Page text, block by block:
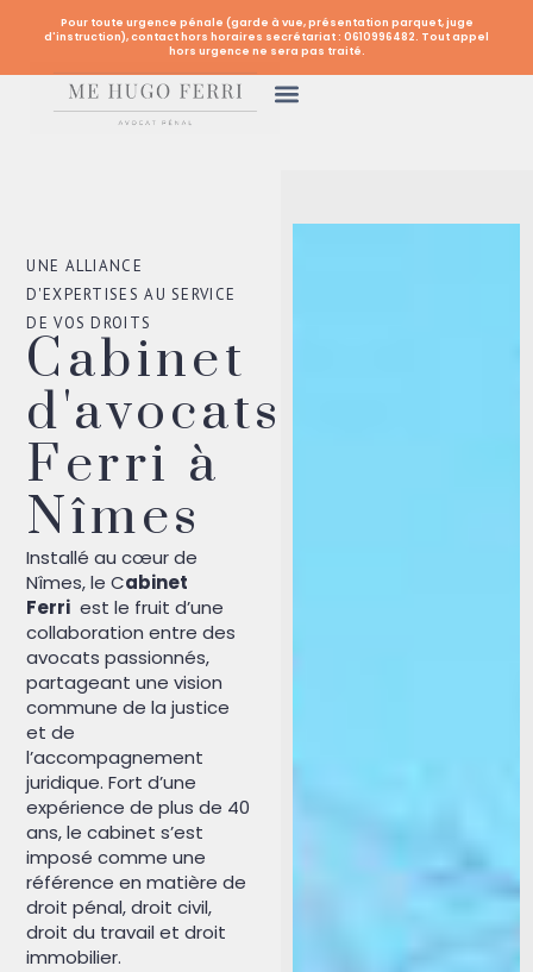
Pour toute urgence pénale (garde à vue, présentation parquet, juge
d'instruction), contact hors horaires secrétariat : 0610996482. Tout appel
hors urgence ne sera pas traité.
UNE ALLIANCE
D'EXPERTISES AU SERVICE
DE VOS DROITS
Cabinet
d'avocats
Ferri à
Nîmes
Installé au cœur de
Nîmes, le Cabinet
Ferri est le fruit d’une
collaboration entre des
avocats passionnés,
partageant une vision
commune de la justice
et de
l’accompagnement
juridique.Fort d’une
expérience de plus de 40
ans, le cabinet s’est
imposé comme une
référence en matière de
droit pénal, droit civil,
droit du travail et droit
immobilier.